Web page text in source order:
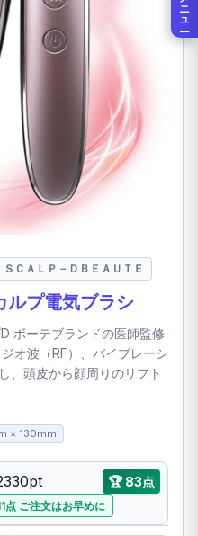
ＳＣＡＬＰ－ＤＢＥＡＵＴＥ
ルプ電気ブラシ
ボーテブランドの医師監修
オ波（RF）、バイブレーシ
、頭皮から顔周りのリフト
× 130mm
🏆83点
点 ご注文はお早めに